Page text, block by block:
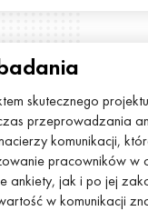
skutecznego
przeprowadzania
komunikacji,
pracowników w
ankiety, jak i po jej
w komunikacji